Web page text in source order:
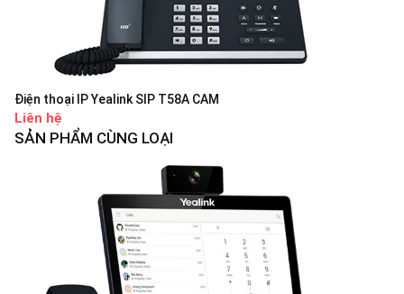
Điện thoại IP Yealink SIP T58A CAM
Liên hệ
SẢN PHẨM CÙNG LOẠI